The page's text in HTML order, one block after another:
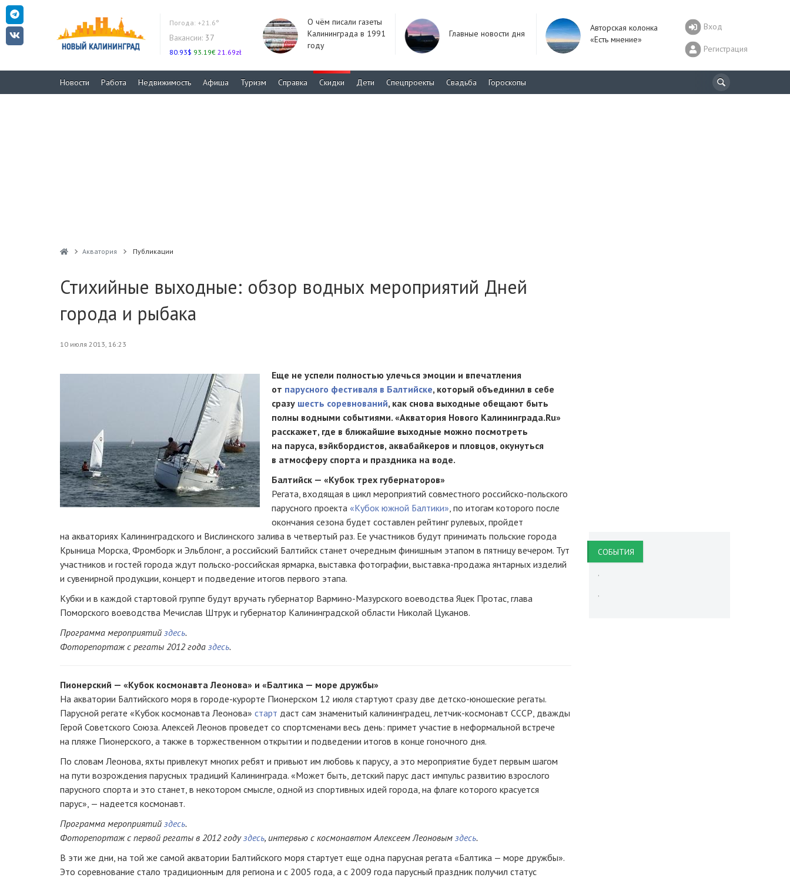
Погода: +21.6°
Вакансии: 37
80.93$ 93.19€ 21.69zł
О чём писали газеты
Калининграда в 1991
году
Главные новости дня
Авторская колонка
«Есть мнение»
Вход
Регистрация
Новости Работа Недвижимость Афиша Туризм Справка Скидки Дети Спецпроекты Свадьба Гороскопы
Акватория Публикации
Стихийные выходные: обзор водных мероприятий Дней
города и рыбака
10 июля 2013, 16:23
Еще не успели полностью улечься эмоции и впечатления
от парусного фестиваля в Балтийске, который объединил в себе
сразу шесть соревнований, как снова выходные обещают быть
полны водными событиями. «Акватория Нового Калининграда.Ru»
расскажет, где в ближайшие выходные можно посмотреть
на паруса, вэйкбордистов, аквабайкеров и пловцов, окунуться
в атмосферу спорта и праздника на воде.
Балтийск — «Кубок трех губернаторов»
Регата, входящая в цикл мероприятий совместного российско-польского
парусного проекта «Кубок южной Балтики», по итогам которого после
окончания сезона будет составлен рейтинг рулевых, пройдет
на акваториях Калининградского и Вислинского залива в четвертый раз. Ее участников будут принимать польские города
Крыница Морска, Фромборк и Эльблонг, а российский Балтийск станет очередным финишным этапом в пятницу вечером. Тут
участников и гостей города ждут польско-российская ярмарка, выставка фотографии, выставка-продажа янтарных изделий
и сувенирной продукции, концерт и подведение итогов первого этапа.
Кубки и в каждой стартовой группе будут вручать губернатор Вармино-Мазурского воеводства Яцек Протас, глава
Поморского воеводства Мечислав Штрук и губернатор Калининградской области Николай Цуканов.
Программа мероприятий здесь.
Фоторепортаж с регаты 2012 года здесь.
Пионерский — «Кубок космонавта Леонова» и «Балтика — море дружбы»
На акватории Балтийского моря в городе-курорте Пионерском 12 июля стартуют сразу две детско-юношеские регаты.
Парусной регате «Кубок космонавта Леонова» старт даст сам знаменитый калининградец,летчик-космонавт СССР, дважды
Герой Советского Союза. Алексей Леонов проведет со спортсменами весь день: примет участие в неформальной встрече
на пляже Пионерского, а также в торжественном открытии и подведении итогов в конце гоночного дня.
По словам Леонова, яхты привлекут многих ребят и привьют им любовь к парусу, а это мероприятие будет первым шагом
на пути возрождения парусных традиций Калининграда. «Может быть, детский парус даст импульс развитию взрослого
парусного спорта и это станет, в некотором смысле, одной из спортивных идей города, на флаге которого красуется
парус», — надеется космонавт.
Программа мероприятий здесь.
Фоторепортаж с первой регаты в 2012 годуздесь, интервью с космонавтом Алексеем Леоновым здесь.
В эти же дни, на той же самой акватории Балтийского моря стартует еще одна парусная регата «Балтика — море дружбы».
Это соревнование стало традиционным для региона и с 2005 года, а с 2009 года парусный праздник получил статус
CОБЫТИЯ
,
,